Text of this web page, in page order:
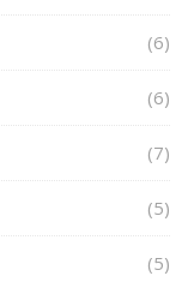
(6)
(6)
(7)
(5)
(5)